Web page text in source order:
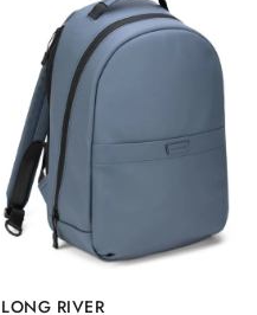
LONG RIVER